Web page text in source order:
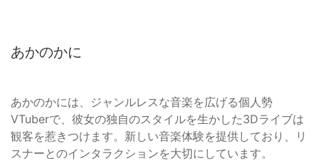
あかのかに
あかのかには、ジャンルレスな音楽を広げる個人勢
VTuberで、彼女の独自のスタイルを生かした3Dライブは
観客を惹きつけます。新しい音楽体験を提供しており、リ
スナーとのインタラクションを大切にしています。